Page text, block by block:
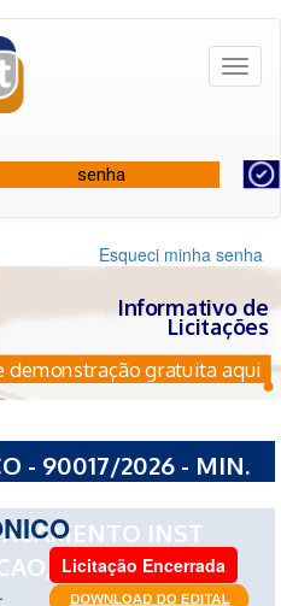
Esqueci minha senha
Informativo de
Licitações
demonstração gratuita aqui
- 90017/2026 - MIN.
INST
CIENCIA
Licitação Encerrada